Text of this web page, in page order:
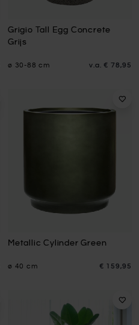
Grigio Tall Egg Concrete
Grijs
ø 30-88 cm v.a. € 78,95
Metallic Cylinder Green
ø 40 cm € 159,95